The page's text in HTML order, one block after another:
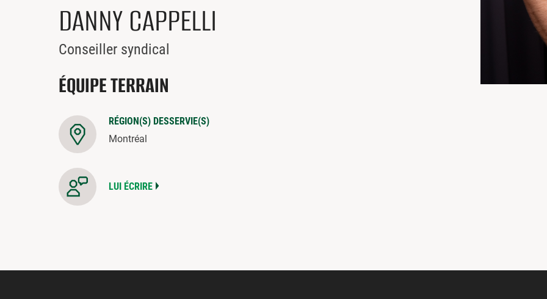
DANNY CAPPELLI
Conseiller syndical
ÉQUIPE TERRAIN
RÉGION(S) DESSERVIE(S)
Montréal
LUI ÉCRIRE